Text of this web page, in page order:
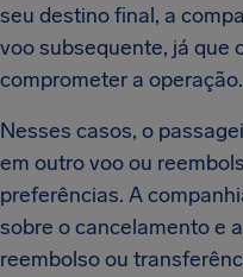
seu destino final, a
voo subsequente, já que
comprometer a operação.
Nesses casos, o
em outro voo ou
preferências. A
sobre o cancelamento e
reembolso ou